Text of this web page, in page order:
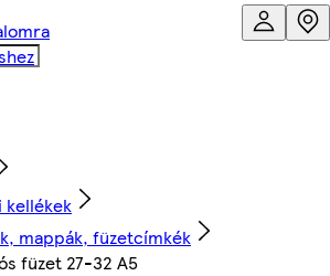
kellékek
mappák, füzetcímkék
füzet 27-32 A5